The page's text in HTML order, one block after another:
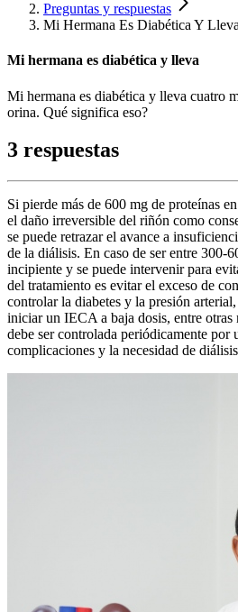
Preguntas y respuestas
Mi Hermana Es Diabética Y Lleva
Mi hermana es diabética y lleva
Mi hermana es diabética y lleva cuatro
orina. Qué significa eso?
3 respuestas
Si pierde más de 600 mg de proteínas
el daño irreversible del riñón como
se puede retrazar el avance a
de la diálisis. En caso de ser entre 300-
incipiente y se puede intervenir para
del tratamiento es evitar el exceso de
controlar la diabetes y la presión
iniciar un IECA a baja dosis, entre otras
debe ser controlada periódicamente por
complicaciones y la necesidad de